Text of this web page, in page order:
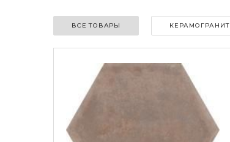
ВСЕ ТОВАРЫ КЕРАМОГРАНИТ